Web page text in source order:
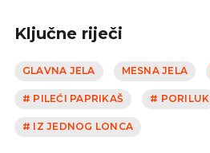
Ključne riječi
GLAVNA JELA MESNA JELA
# PILEĆI PAPRIKAŠ # PORILUK
# IZ JEDNOG LONCA